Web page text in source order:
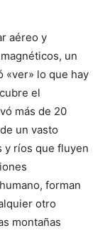
aéreo y
un
«ver» lo que hay
el
más de 20
un vasto
y ríos que fluyen
forman
otro
montañas